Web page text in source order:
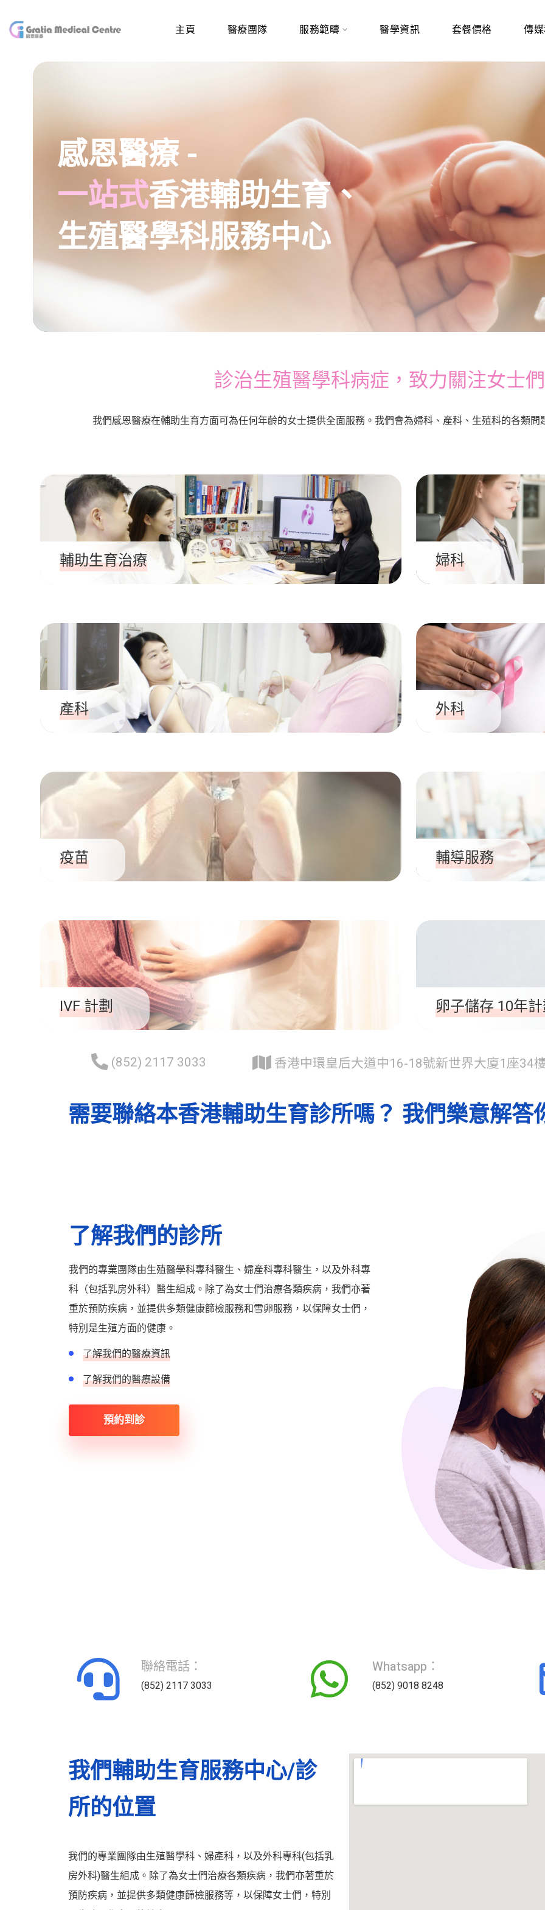
主頁 醫療團隊 服務範疇 醫學資訊 套餐價格 傳
感恩醫療 -
一站式香港輔助生育、
生殖醫學科服務中心
診治生殖醫學科病症，致力關注女士
我們感恩醫療在輔助生育方面可為任何年齡的女士提供全面服務。我們會為婦科、產科、生殖科的各類
輔助生育治療 婦科
產科 外科
疫苗 輔導服務
IVF 計劃 卵子儲存 10年
(852) 2117 3033 香港中環皇后大道中16-18號新世界大廈1座34
需要聯絡本香港輔助生育診所嗎？ 我們樂意解答
了解我們的診所
我們的專業團隊由生殖醫學科專科醫生、婦產科專科醫生，以及外科專
科（包括乳房外科）醫生組成。除了為女士們治療各類疾病，我們亦著
重於預防疾病，並提供多類健康篩檢服務和雪卵服務，以保障女士們，
特別是生殖方面的健康。
了解我們的醫療資訊
了解我們的醫療設備
預約到診
聯絡電話：
(852) 2117 3033
Whatsapp：
(852) 9018 8248
我們輔助生育服務中心/診
所的位置
我們的專業團隊由生殖醫學科、婦產科，以及外科專科(包括乳
房外科)醫生組成。除了為女士們治療各類疾病，我們亦著重於
預防疾病，並提供多類健康篩檢服務等，以保障女士們，特別